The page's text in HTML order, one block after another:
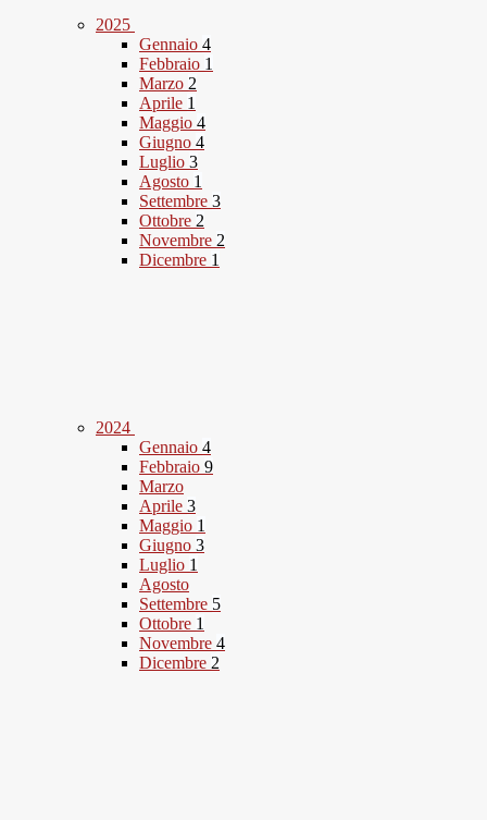
2025
Gennaio 4
Febbraio 1
Marzo 2
Aprile 1
Maggio 4
Giugno 4
Luglio 3
Agosto 1
Settembre 3
Ottobre 2
Novembre 2
Dicembre 1
2024
Gennaio 4
Febbraio 9
Marzo
Aprile 3
Maggio 1
Giugno 3
Luglio 1
Agosto
Settembre 5
Ottobre 1
Novembre 4
Dicembre 2